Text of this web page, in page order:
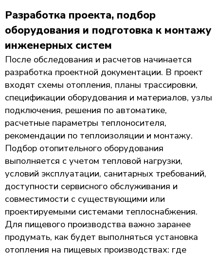
Разработка проекта, подбор
оборудования и подготовка к монтажу
инженерных систем
После обследования и расчетов начинается
разработка проектной документации. В проект
входят схемы отопления, планы трассировки,
спецификации оборудования и материалов, узлы
подключения, решения по автоматике,
расчетные параметры теплоносителя,
рекомендации по теплоизоляции и монтажу.
Подбор отопительного оборудования
выполняется с учетом тепловой нагрузки,
условий эксплуатации, санитарных требований,
доступности сервисного обслуживания и
совместимости с существующими или
проектируемыми системами теплоснабжения.
Для пищевого производства важно заранее
продумать, как будет выполняться установка
отопления на пищевых производствах: где